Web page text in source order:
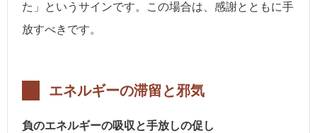
た」というサインです。この場合は、感謝とともに手
放すべきです。
エネルギーの滞留と邪気
負のエネルギーの吸収と手放しの促し